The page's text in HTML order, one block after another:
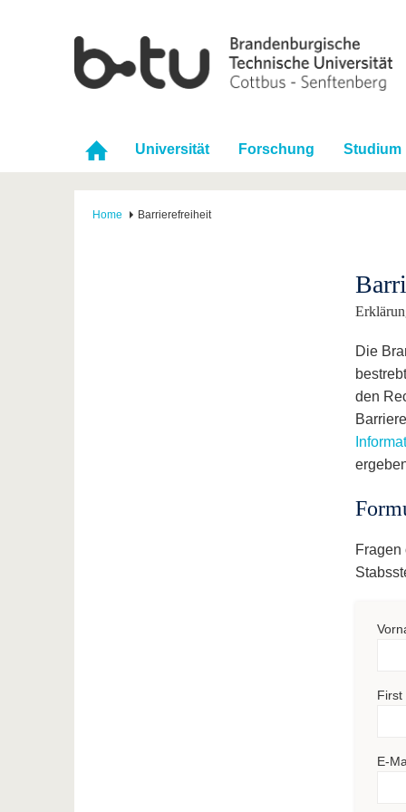
Universität Forschung Studium
Home Barrierefreiheit
Die
den
Fragen
First
E-